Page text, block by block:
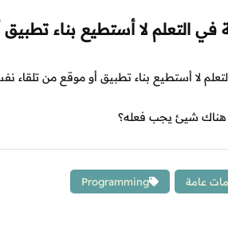
التعلم لا أستطيع بناء
لا أستطيع بناء تطبيق أو موقع من
هناك شيئ يجب فعله؟
عامة Programming